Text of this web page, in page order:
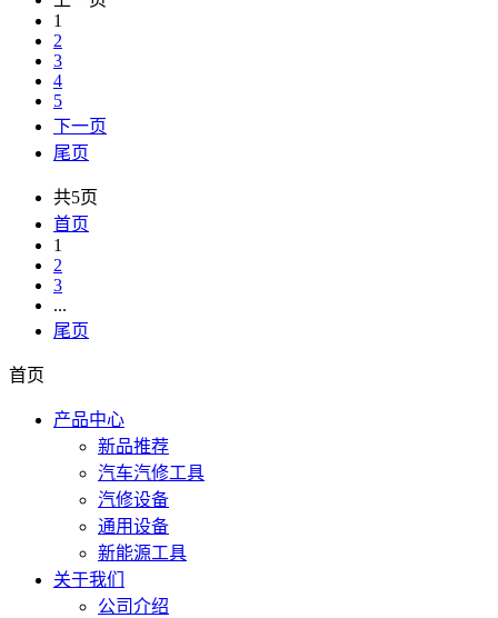
1
2
3
4
5
下一页
尾页
共5页
首页
1
2
3
...
尾页
首页
产品中心
新品推荐
汽车汽修工具
汽修设备
通用设备
新能源工具
关于我们
公司介绍